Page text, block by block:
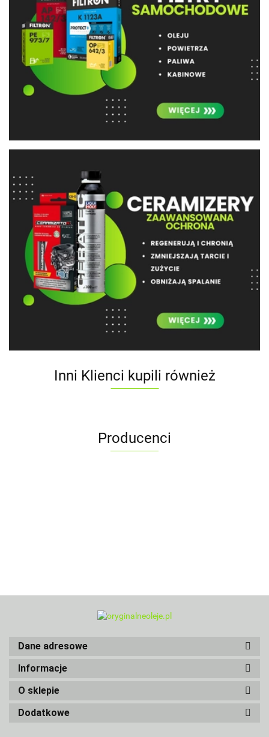
Inni Klienci kupili również
Producenci
Dane adresowe
Informacje
O sklepie
Dodatkowe